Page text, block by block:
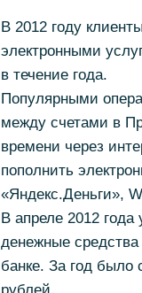
В 2012 году
электронными
в течение года.
Популярными
между счетами в
времени через
пополнить
«Яндекс.Деньги»,
В апреле 2012 года
денежные
банке. За год